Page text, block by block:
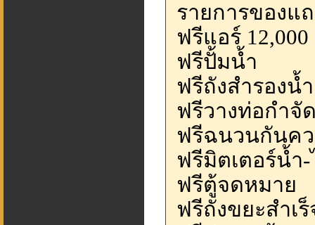
รายการของแ
ฟรีแอร์ 12,000
ฟรีปั้มน้ำ
ฟรีถังสำรองน้
ฟรีวางท่อกำจั
ฟรีฉนวนกันค
ฟรีมิตเตอร์น้ำ
ฟรีตู้จดหมาย
ฟรีถังขยะสำเ